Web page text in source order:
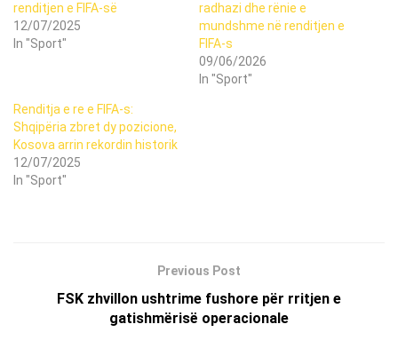
renditjen e FIFA-së
12/07/2025
In "Sport"
radhazi dhe rënie e
mundshme në renditjen e
FIFA-s
09/06/2026
In "Sport"
Renditja e re e FIFA-s:
Shqipëria zbret dy pozicione,
Kosova arrin rekordin historik
12/07/2025
In "Sport"
Previous Post
FSK zhvillon ushtrime fushore për rritjen e
gatishmërisë operacionale